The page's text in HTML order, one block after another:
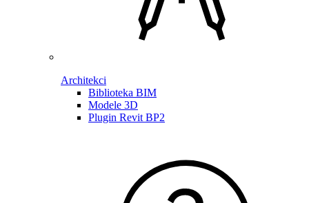
Architekci
Biblioteka BIM
Modele 3D
Plugin Revit BP2